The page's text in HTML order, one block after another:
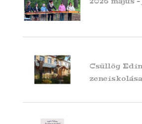
Csüllög